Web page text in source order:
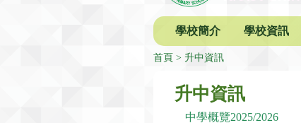
學校簡介 學校資訊
首頁 升中資訊
升中資訊
中學概覽2025/2026